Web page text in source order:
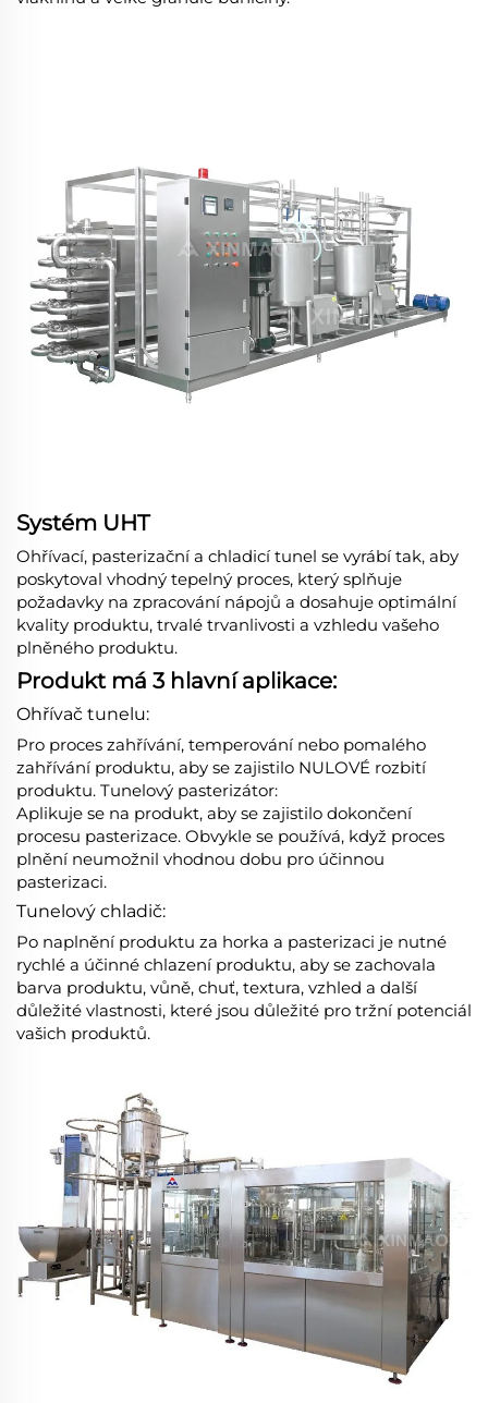
Systém UHT
Ohřívací, pasterizační a chladicí tunel se vyrábí tak, aby
poskytoval vhodný tepelný proces, který splňuje
požadavky na zpracování nápojů a dosahuje optimální
kvality produktu, trvalé trvanlivosti a vzhledu vašeho
plněného produktu.
Produkt má 3 hlavní aplikace:
Ohřívač tunelu:
Pro proces zahřívání, temperování nebo pomalého
zahřívání produktu, aby se zajistilo NULOVÉ rozbití
produktu. Tunelový pasterizátor:
Aplikuje se na produkt, aby se zajistilo dokončení
procesu pasterizace. Obvykle se používá, když proces
plnění neumožnil vhodnou dobu pro účinnou
pasterizaci.
Tunelový chladič:
Po naplnění produktu za horka a pasterizaci je nutné
rychlé a účinné chlazení produktu, aby se zachovala
barva produktu, vůně, chuť, textura, vzhled a další
důležité vlastnosti, které jsou důležité pro tržní potenciál
vašich produktů.